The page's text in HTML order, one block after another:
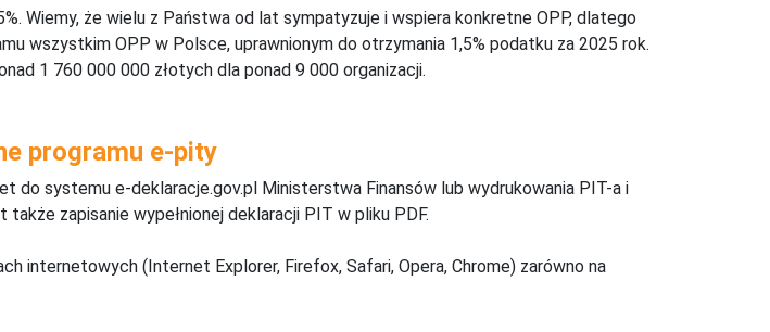
Wiemy, że wielu z Państwa od lat sympatyzuje i wspiera konkretne OPP, dlatego
wszystkim OPP w Polsce, uprawnionym do otrzymania 1,5% podatku za 2025 rok.
1 760 000 000 złotych dla ponad 9 000 organizacji.
programu e-pity
do systemu e-deklaracje.gov.pl Ministerstwa Finansów lub wydrukowania PIT-a i
zapisanie wypełnionej deklaracji PIT w pliku PDF.
internetowych (Internet Explorer, Firefox, Safari, Opera, Chrome) zarówno na